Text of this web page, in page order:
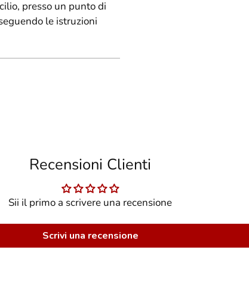
presso un punto di
le istruzioni
Recensioni Clienti
Sii il primo a scrivere una recensione
Scrivi una recensione